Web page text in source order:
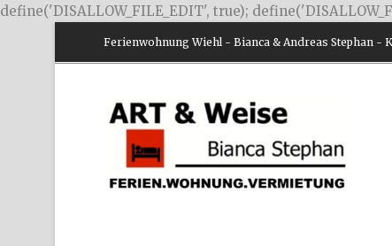
define('DISALLOW_FILE_EDIT', true);
Ferienwohnung Wiehl - Bianca & Andreas Stephan -